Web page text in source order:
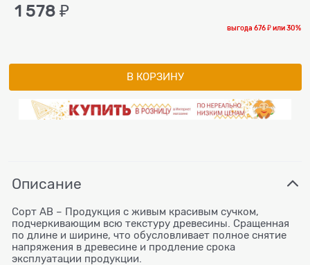
1 578 ₽
выгода676 ₽или30%
В КОРЗИНУ
Описание
Сорт АВ – Продукция с живым красивым сучком,
подчеркивающим всю текстуру древесины. Сращенная
по длине и ширине, что обусловливает полное снятие
напряжения в древесине и продление срока
эксплуатации продукции.